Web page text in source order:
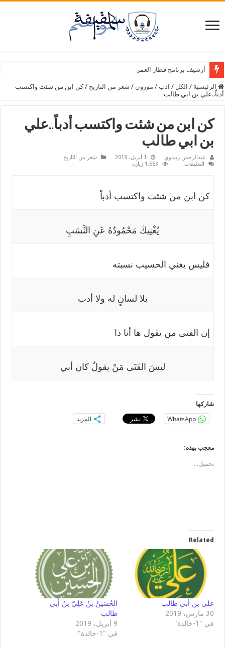
أرشيف برنامج قطار العمر
الرئيسية / الكل / ادب / موزون / شعر من التاريخ / كن ابن من شئت واكتسب
أدباً..علي بن ابي طالب
كن ابن من شئت واكتسب أدباً..علي
بن ابي طالب
عبدالرحمن ريماوي 1 أبريل، 2019
شعر من التاريخ
التعليقات
واكتسب
أدباً..علي
1,563 زيارة
كن ابن من شئت واكتسب أدباً
يُغْنِيكَ مَحْمُودُهُ عَنِ النَّسَبِ
فليس يغني الحسيب نسبته
بلا لسانٍ له ولا أدب
إن الفتى من يقول ها أنا ذا
ليسَ الفَتَى مَنْ يقولُ كان أبي
شاركها
WhatsApp المزيد
معجب بهذه:
تحميل...
Related
علي بن أبي طالب
30 مارس، 2019
في "1-خالدة"
الحُسَينُ بنُ عَلِيّ بنُ أَبي
طالب
9 أبريل، 2019
في "1-خالدة"